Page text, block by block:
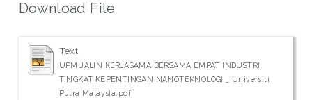
Download File
Text
UPM JALIN KERJASAMA BERSAMA EMPAT INDUSTRI
TINGKAT KEPENTINGAN NANOTEKNOLOGI _ Universiti
Putra Malaysia.pdf